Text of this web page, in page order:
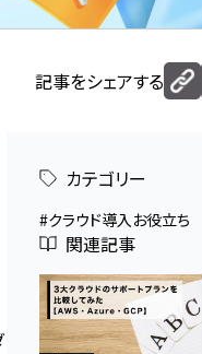
記事をシェアする
カテゴリー
クラウド導入お役立ち
関連記事